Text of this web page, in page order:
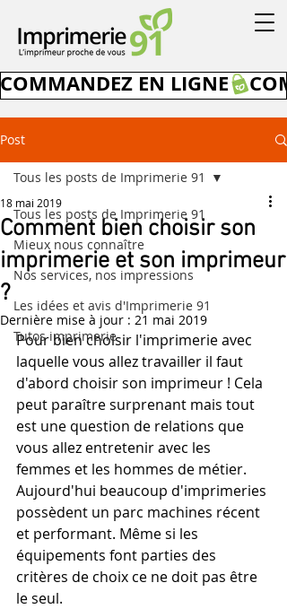
COMMANDEZ EN LIGNE
Post
Tous les posts de Imprimerie 91
Mieux nous connaître
Nos services, nos impressions
Les idées et avis d'Imprimerie 91
Tutos imprimerie
Tous les posts de Imprimerie 91
Comment bien choisir son
imprimerie et son imprimeur
?
18 mai 2019
Dernière mise à jour : 21 mai 2019
Pour bien choisir l'imprimerie avec
laquelle vous allez travailler il faut
d'abord choisir son imprimeur ! Cela
peut paraître surprenant mais tout
est une question de relations que
vous allez entretenir avec les
femmes et les hommes de métier.
Aujourd'hui beaucoup d'imprimeries
possèdent un parc machines récent
et performant. Même si les
équipements font parties des
critères de choix ce ne doit pas être
le seul.